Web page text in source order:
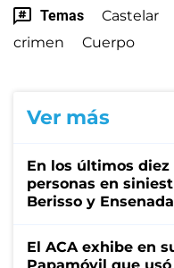
Temas Castelar
crimen
Cuerpo
Ver más
En los últimos diez
personas en
Berisso y Ensenada
El ACA exhibe en